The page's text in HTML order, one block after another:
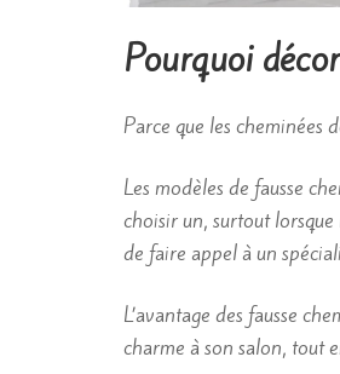
Pourquoi
Parce que les cheminées
Les modèles de fausse
choisir un, surtout
de faire appel à un
L’avantage des fausse
charme à son salon, tout